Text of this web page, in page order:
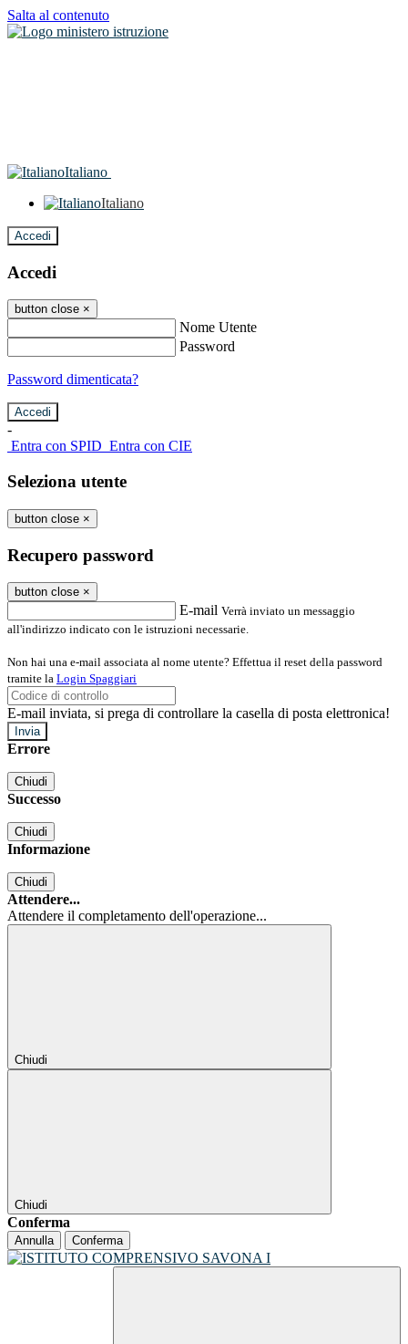
Salta al contenuto
Italiano
Italiano
Accedi
Accedi
button close ×
Nome Utente
Password
Password dimenticata?
-
Entra con SPID Entra con CIE
Seleziona utente
button close ×
Recupero password
button close ×
E-mail Verrà inviato un messaggio
all'indirizzo indicato con le istruzioni necessarie.
Non hai una e-mail associata al nome utente? Effettua il reset della password
tramite la Login Spaggiari
E-mail inviata, si prega di controllare la casella di posta elettronica!
Errore
Chiudi
Successo
Chiudi
Informazione
Chiudi
Attendere...
Attendere il completamento dell'operazione...
Chiudi
Chiudi
Conferma
Annulla Conferma